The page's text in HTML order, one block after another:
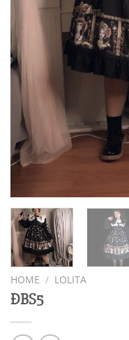
HOME / LOLITA
ĐBS5